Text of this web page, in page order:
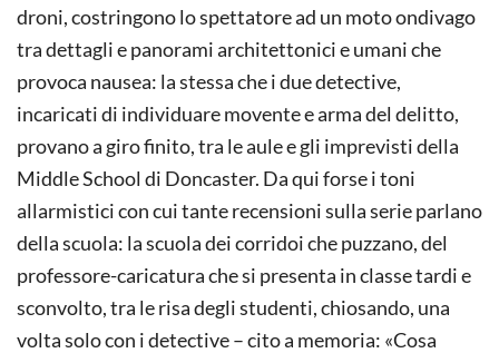
droni, costringono lo spettatore ad un moto ondivago
tra dettagli e panorami architettonici e umani che
provoca nausea: la stessa che i due detective,
incaricati di individuare movente e arma del delitto,
provano a giro finito, tra le aule e gli imprevisti della
Middle School di Doncaster. Da qui forse i toni
allarmistici con cui tante recensioni sulla serie parlano
della scuola: la scuola dei corridoi che puzzano, del
professore-caricatura che si presenta in classe tardi e
sconvolto, tra le risa degli studenti, chiosando, una
volta solo con i detective – cito a memoria: «Cosa